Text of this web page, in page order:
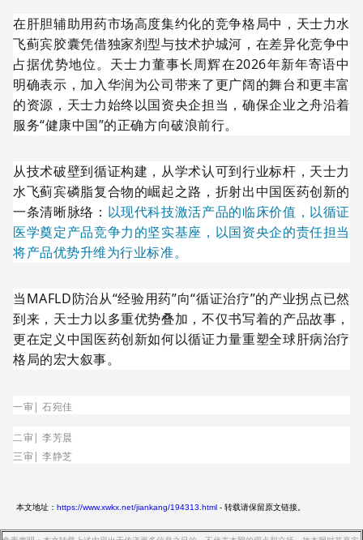
在肝胆辅助用药市场高度集约化的竞争格局中，天士力水
飞蓟宾胶囊凭借独家剂型与技术护城河，在差异化竞争中
占据优势地位。天士力董事长周辉在2026年新年寄语中
明确表示，加入华润为公司带来了更广阔的舞台和更丰富
的资源，天士力始终以国资央企担当，确保企业之舟沿着
服务“健康中国”的正确方向破浪前行。
从技术破壁到循证构建，从学术认可到行业标杆，天士力
水飞蓟宾磷脂复合物的崛起之路，折射出中国医药创新的
一条清晰脉络： 以现代科技激活产品的临床价值，以循证
医学奠定产品竞争力的坚实基座，以国资央企的责任担当
将产品优势升维为行业标准。
当MAFLD防治从“经验用药”向“循证治疗”的产业拐点已然
到来，天士力以多重优势叠加，不仅书写着的产品故事，
更在定义中国医药创新如何以循证力量重塑全球肝病治疗
格局的宏大叙事。
一审| 石宛佳
二审| 李芳晨
三审| 李静芝
本文地址： https://www.xwkx.net/jiankang/194313.html - 转载请保留原文链接。